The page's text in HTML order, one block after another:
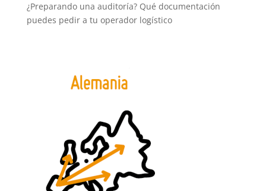
¿Preparando una auditoría? Qué documentación
puedes pedir a tu operador logístico